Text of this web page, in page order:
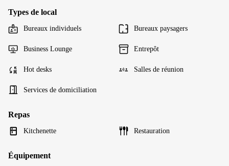
Types de local
Bureaux individuels Bureaux paysagers
Business Lounge Entrepôt
Hot desks Salles de réunion
Services de domiciliation
Repas
Kitchenette Restauration
Équipement